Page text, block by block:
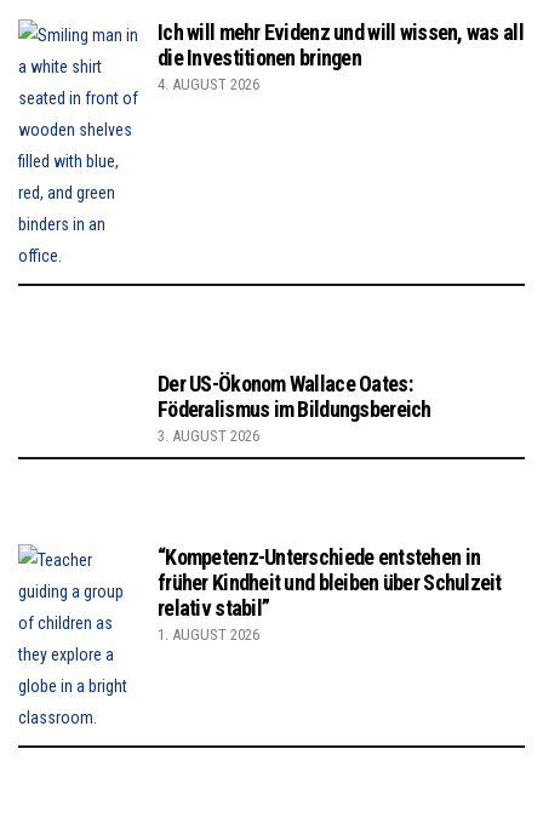
Ich will mehr Evidenz und will wissen, was all
die Investitionen bringen
4. AUGUST 2026
Der US-Ökonom Wallace Oates:
Föderalismus im Bildungsbereich
3. AUGUST 2026
“Kompetenz-Unterschiede entstehen in
früher Kindheit und bleiben über Schulzeit
relativ stabil”
1. AUGUST 2026